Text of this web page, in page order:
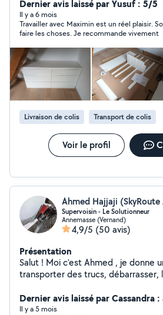
Dernier avis laissé par Yusuf : 5/5
Il y a 6 mois
Travailler avec Maximin est un réel plaisir.
faire les choses. Je recommande vivement
Livraison de colis Transport de colis
Voir le profil
Ahmed Hajjaji
Supervoisin - Le Solutionneur
Annemasse (Vernand)
4,9/5 (50 avis)
Présentation
Salut ! Moi c'est Ahmed , je donne
transporter des trucs, débarrasser,
selon la demande, les prix sont
les choses bien.
Dernier avis laissé par Cassandra
Il y a 5 mois